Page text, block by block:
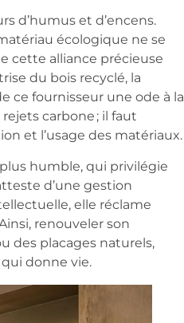
d’humus et d’encens.
écologique ne se
cette alliance précieuse
du bois recyclé, la
ce fournisseur une ode à la
carbone ; il faut
et l’usage des matériaux.
humble, qui privilégie
d’une gestion
elle réclame
renouveler son
des placages naturels,
qui donne vie.